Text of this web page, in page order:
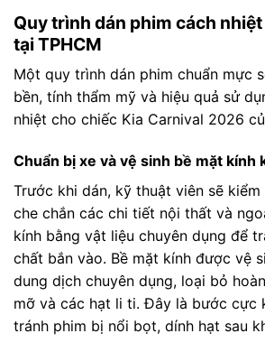
Quy trình dán phim cách
tại TPHCM
Một quy trình dán phim chuẩn mực
bền, tính thẩm mỹ và hiệu quả sử
nhiệt cho chiếc Kia Carnival 2026
Chuẩn bị xe và vệ sinh bề mặt kính
Trước khi dán, kỹ thuật viên sẽ
che chắn các chi tiết nội thất và
kính bằng vật liệu chuyên dụng để
chất bắn vào. Bề mặt kính được vệ
dung dịch chuyên dụng, loại bỏ
mỡ và các hạt li ti. Đây là bước cực
tránh phim bị nổi bọt, dính hạt sau